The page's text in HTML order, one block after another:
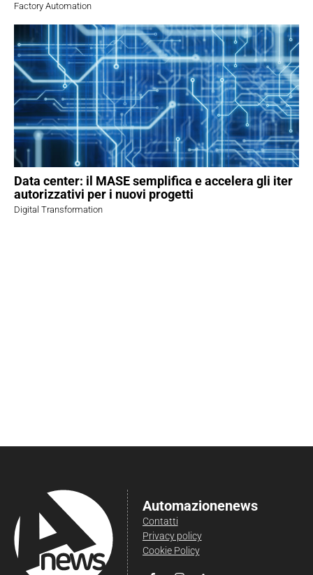
Factory Automation
Data center: il MASE semplifica e accelera gli iter
autorizzativi per i nuovi progetti
Digital Transformation
Automazionenews
Contatti
Privacy policy
Cookie Policy